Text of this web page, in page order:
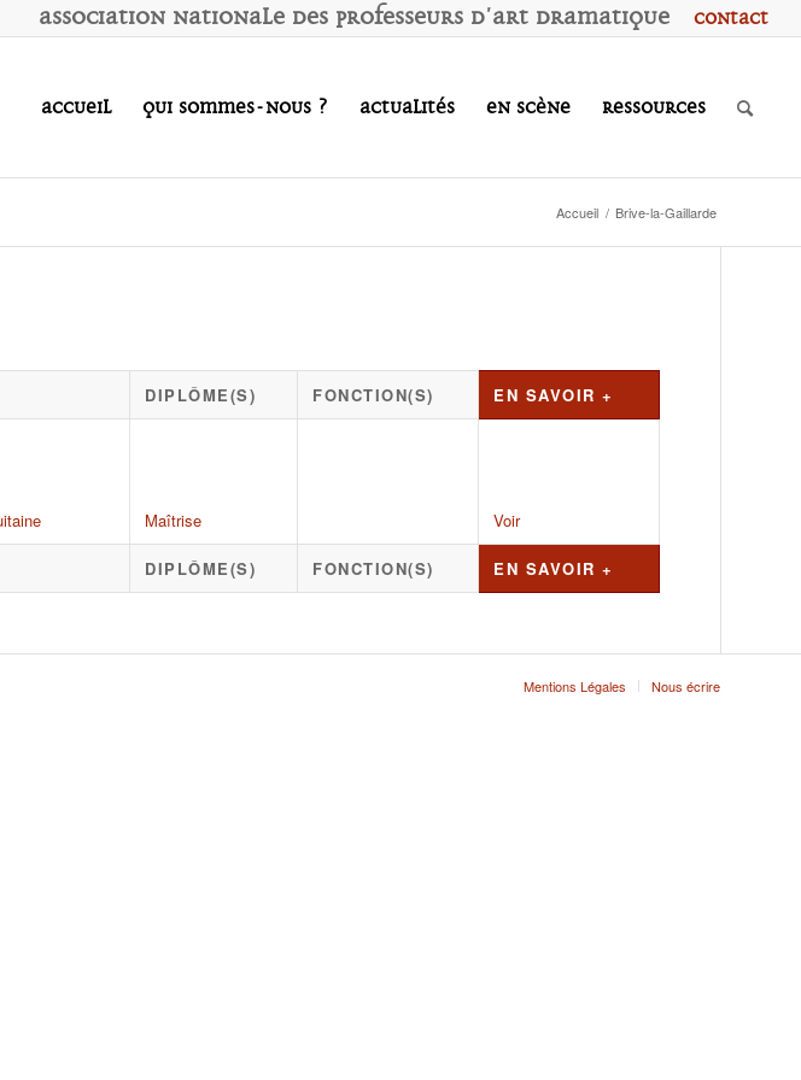
Contact
Association Nationale des Professeurs d'Art Dramatique
Accueil Qui sommes-nous ? Actualités En scène Ressources
Accueil / Brive-la-Gaillarde
DIPLÔME(S) FONCTION(S) EN SAVOIR +
Maîtrise Voir
DIPLÔME(S) FONCTION(S) EN SAVOIR +
Mentions Légales Nous écrire